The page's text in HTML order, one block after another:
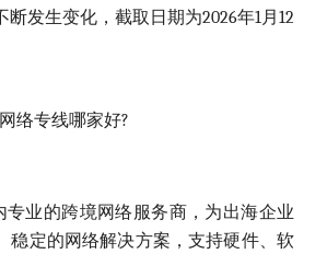
发生变化，截取日期为2026年1月12
络专线哪家好?
专业的跨境网络服务商，为出海企业
稳定的网络解决方案，支持硬件、软